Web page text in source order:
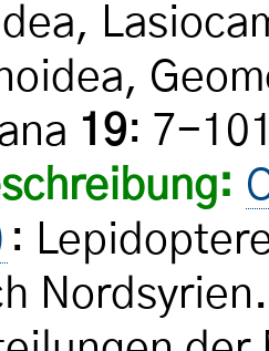
19: 7-
: